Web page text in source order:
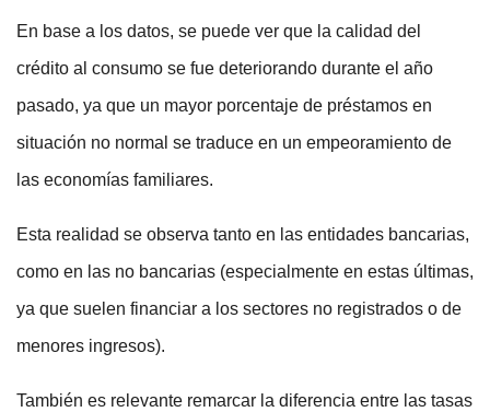
En base a los datos, se puede ver que la calidad del
crédito al consumo se fue deteriorando durante el año
pasado, ya que un mayor porcentaje de préstamos en
situación no normal se traduce en un empeoramiento de
las economías familiares.
Esta realidad se observa tanto en las entidades bancarias,
como en las no bancarias (especialmente en estas últimas,
ya que suelen financiar a los sectores no registrados o de
menores ingresos).
También es relevante remarcar la diferencia entre las tasas